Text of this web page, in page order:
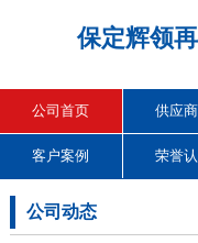
保定辉领
公司首页 供应
客户案例 荣誉
公司动态